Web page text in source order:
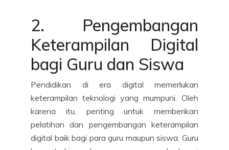
2. Pengembangan
Keterampilan Digital
bagi Guru dan Siswa
Pendidikan di era digital memerlukan
keterampilan teknologi yang mumpuni. Oleh
karena itu, penting untuk memberikan
pelatihan dan pengembangan keterampilan
digital baik bagi para guru maupun siswa. Guru